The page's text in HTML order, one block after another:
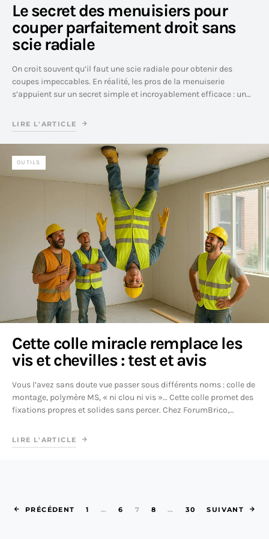
Le secret des menuisiers pour
couper parfaitement droit sans
scie radiale
On croit souvent qu’il faut une scie radiale pour obtenir des
coupes impeccables. En réalité, les pros de la menuiserie
s’appuient sur un secret simple et incroyablement efficace : un…
LIRE L'ARTICLE
OUTILS
Cette colle miracle remplace les
vis et chevilles : test et avis
Vous l’avez sans doute vue passer sous différents noms : colle de
montage, polymère MS, « ni clou ni vis »… Cette colle promet des
fixations propres et solides sans percer. Chez ForumBrico,…
LIRE L'ARTICLE
Pagination des
PRÉCÉDENT 1 … 6 7 8 … 30 SUIVANT